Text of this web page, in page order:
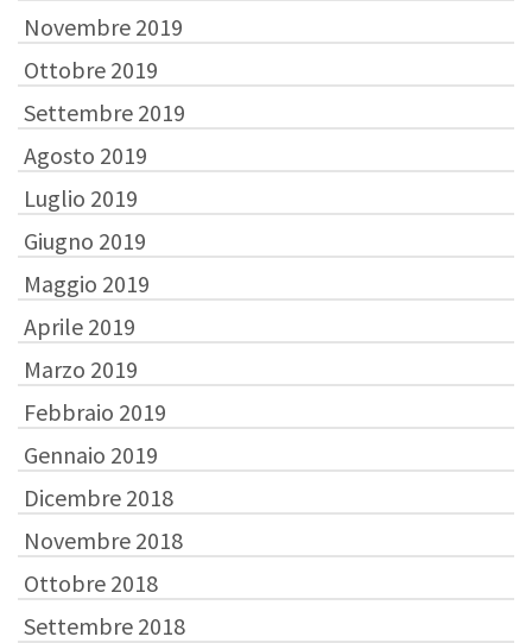
Novembre 2019
Ottobre 2019
Settembre 2019
Agosto 2019
Luglio 2019
Giugno 2019
Maggio 2019
Aprile 2019
Marzo 2019
Febbraio 2019
Gennaio 2019
Dicembre 2018
Novembre 2018
Ottobre 2018
Settembre 2018